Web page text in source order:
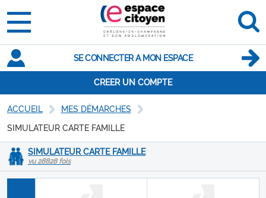
SE CONNECTER A MON ESPACE
CREER UN COMPTE
ACCUEIL
MES DÉMARCHES
SIMULATEUR CARTE FAMILLE
SIMULATEUR CARTE FAMILLE
vu 28828 fois